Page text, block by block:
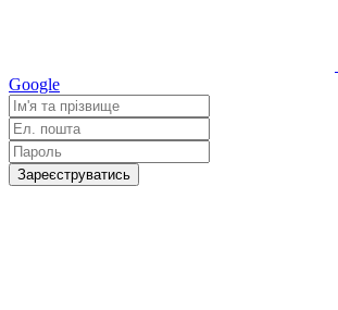
Google
Зареєструватись